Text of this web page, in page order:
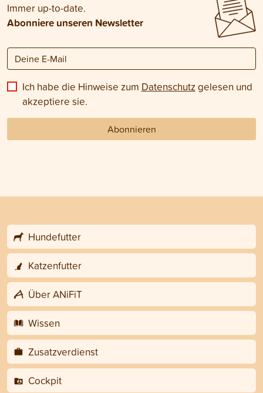
Immer up-to-date.
Abonniere unseren Newsletter
Ich habe die Hinweise zum Datenschutz gelesen und
akzeptiere sie.
Abonnieren
Hundefutter
Katzenfutter
Über ANiFiT
Wissen
Zusatzverdienst
Cockpit